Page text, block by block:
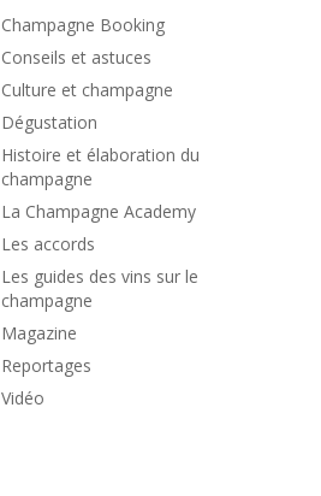
Champagne Booking
Conseils et astuces
Culture et champagne
Dégustation
Histoire et élaboration du
champagne
La Champagne Academy
Les accords
Les guides des vins sur le
champagne
Magazine
Reportages
Vidéo